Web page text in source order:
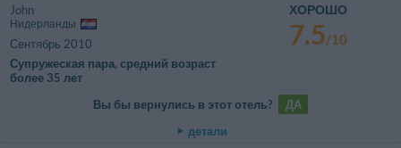
John
Нидерланды
Сентябрь 2010
Супружеская пара, средний возраст
более 35 лет
ХОРОШО
7.5/10
Вы бы вернулись в этот отель?
ДА
детали